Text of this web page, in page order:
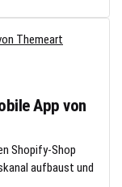
App von
Shopify-Shop
aufbaust und